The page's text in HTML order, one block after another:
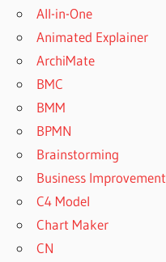
All-in-One
Animated Explainer
ArchiMate
BMC
BMM
BPMN
Brainstorming
Business Improvement
C4 Model
Chart Maker
CN